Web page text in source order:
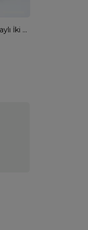
Kadın Modern File Detaylı İki Parça Takım - SİYAH